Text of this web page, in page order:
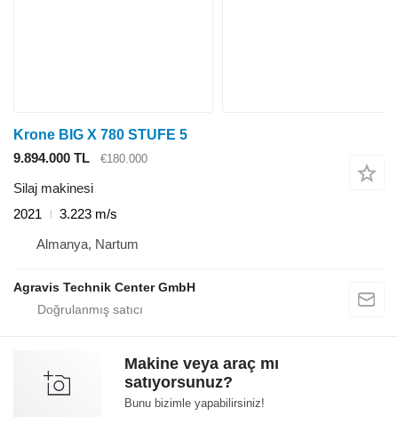
Krone BIG X 780 STUFE 5
9.894.000 TL
€180.000
Silaj makinesi
2021
3.223 m/s
Almanya, Nartum
Agravis Technik Center GmbH
Makine veya araç mı
satıyorsunuz?
Bunu bizimle yapabilirsiniz!